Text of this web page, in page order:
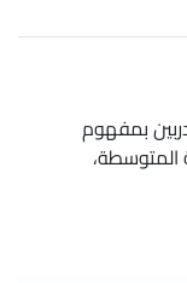
بمفهوم
المتوسطة،
طبيعة